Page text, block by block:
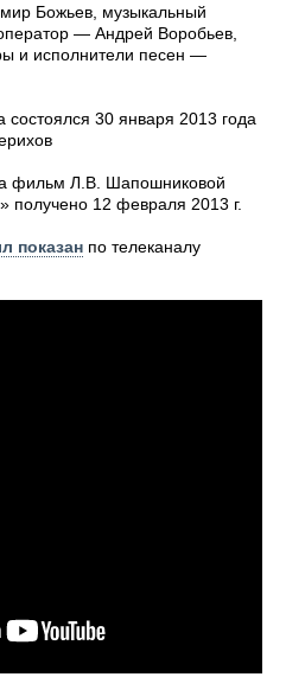
Божьев, музыкальный
— Андрей Воробьев,
и исполнители песен —
30 января 2013 года
фильм Л.В. Шапошниковой
получено 12 февраля 2013 г.
показан по телеканалу